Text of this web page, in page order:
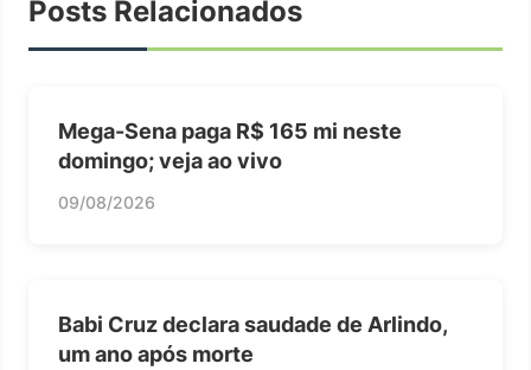
Posts Relacionados
Mega-Sena paga R$ 165 mi neste
domingo; veja ao vivo
09/08/2026
Babi Cruz declara saudade de Arlindo,
um ano após morte